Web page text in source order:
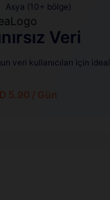
Asya (10+ bölge)
Veri
veri kullanıcıları için ideal
5.90 / Gün